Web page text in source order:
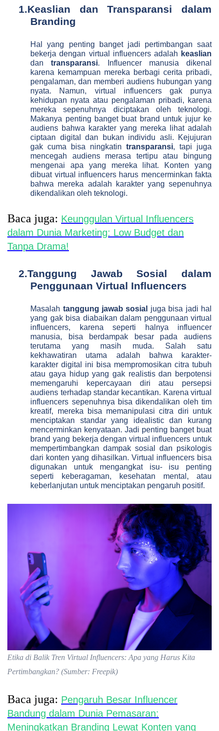
1.Keaslian dan Transparansi dalam
Branding
Hal yang penting banget jadi pertimbangan saat
bekerja dengan virtual influencers adalah keaslian
dantransparansi. Influencer manusia dikenal
karena kemampuan mereka berbagi cerita pribadi,
pengalaman, dan memberi audiens hubungan yang
nyata. Namun, virtual influencers gak punya
kehidupan nyata atau pengalaman pribadi, karena
mereka sepenuhnya diciptakan oleh teknologi.
Makanya penting banget buat brand untuk jujur ke
audiens bahwa karakter yang mereka lihat adalah
ciptaan digital dan bukan individu asli. Kejujuran
gak cuma bisa ningkatintransparansi, tapi juga
mencegah audiens merasa tertipu atau bingung
mengenai apa yang mereka lihat. Konten yang
dibuat virtual influencers harus mencerminkan fakta
bahwa mereka adalah karakter yang sepenuhnya
dikendalikan oleh teknologi.
Baca juga: Keunggulan Virtual Influencers
dalam Dunia Marketing: Low Budget dan
Tanpa Drama!
2.Tanggung Jawab Sosial dalam
Penggunaan Virtual Influencers
Masalah tanggung jawab sosial
juga bisa jadi hal
yang gak bisa diabaikan dalam penggunaan virtual
influencers, karena seperti halnya influencer
manusia, bisa berdampak besar pada audiens
terutama yang masih muda. Salah satu
kekhawatiran utama adalah bahwa karakter-
karakter digital ini bisa mempromosikan citra tubuh
atau gaya hidup yang gak realistis dan berpotensi
memengaruhi kepercayaan diri atau persepsi
audiens terhadap standar kecantikan. Karena virtual
influencers sepenuhnya bisa dikendalikan oleh tim
kreatif, mereka bisa memanipulasi citra diri untuk
menciptakan standar yang idealistic dan kurang
mencerminkan kenyataan. Jadi penting banget buat
brand yang bekerja dengan virtual influencers untuk
mempertimbangkan dampak sosial dan psikologis
dari konten yang dihasilkan. Virtual influencers bisa
digunakan untuk mengangkat isu- isu penting
seperti keberagaman, kesehatan mental, atau
keberlanjutan untuk menciptakan pengaruh positif.
Etika di Balik Tren Virtual Influencers: Apa yang Harus Kita
Pertimbangkan? (Sumber: Freepik)
Baca juga: Pengaruh Besar Influencer
Bandung dalam Dunia Pemasaran:
Meningkatkan Branding Lewat Konten yang